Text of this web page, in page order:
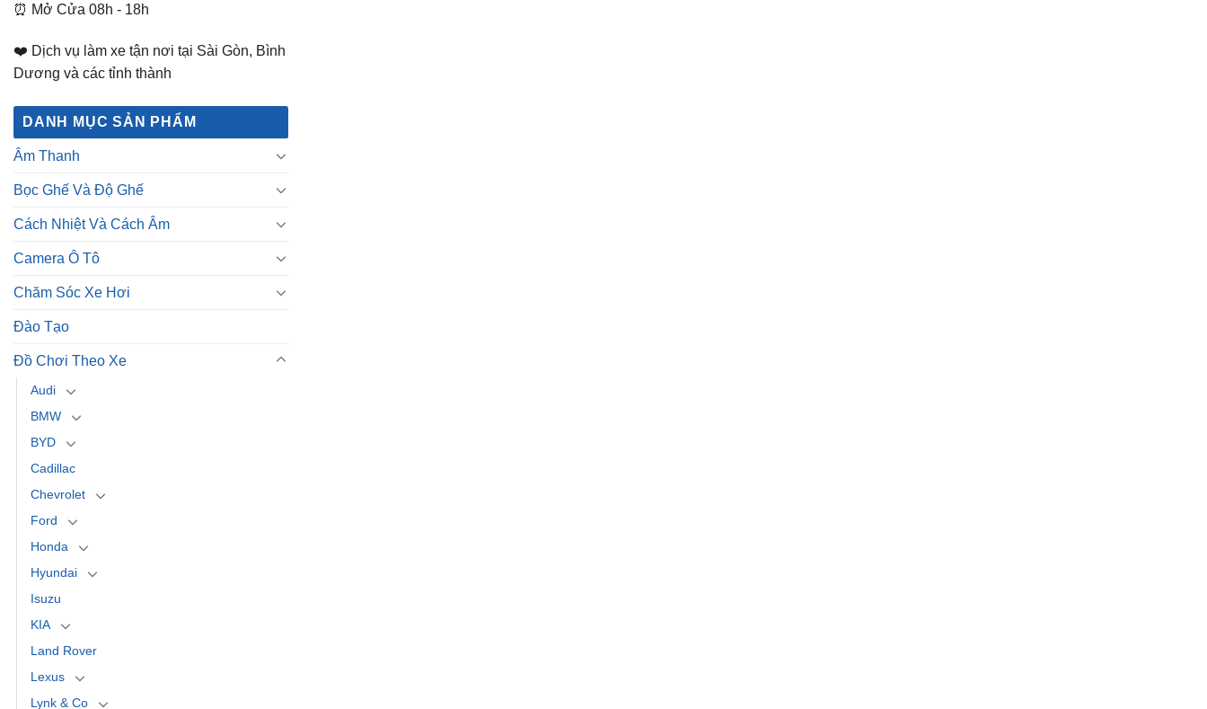
⏰ Mở Cửa 08h - 18h
❤️ Dịch vụ làm xe tận nơi tại Sài Gòn, Bình
Dương và các tỉnh thành
DANH MỤC SẢN PHẨM
Âm Thanh
Bọc Ghế Và Độ Ghế
Cách Nhiệt Và Cách Âm
Camera Ô Tô
Chăm Sóc Xe Hơi
Đào Tạo
Đồ Chơi Theo Xe
Audi
BMW
BYD
Cadillac
Chevrolet
Ford
Honda
Hyundai
Isuzu
KIA
Land Rover
Lexus
Lynk & Co